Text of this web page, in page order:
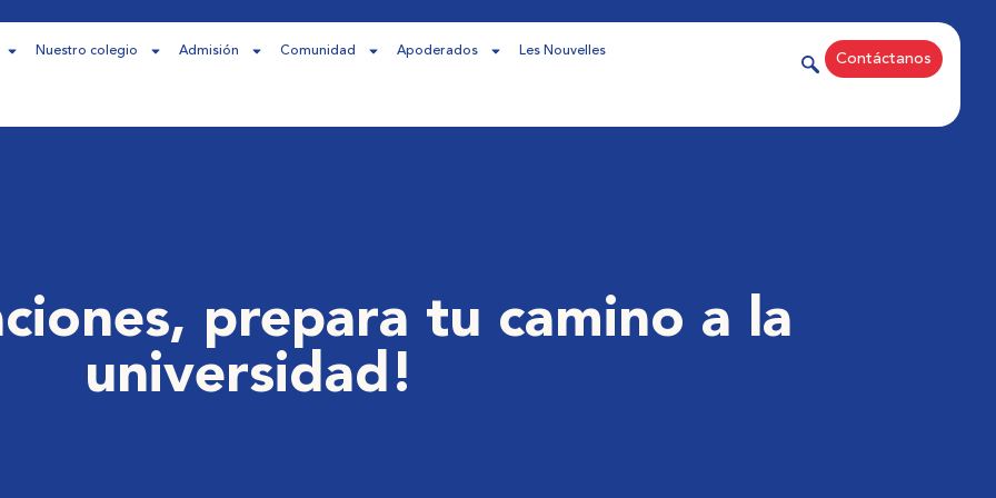
Nuestro colegio Admisión Comunidad Apoderados Les Nouvelles Contáctanos
prepara tu camino a la
universidad!